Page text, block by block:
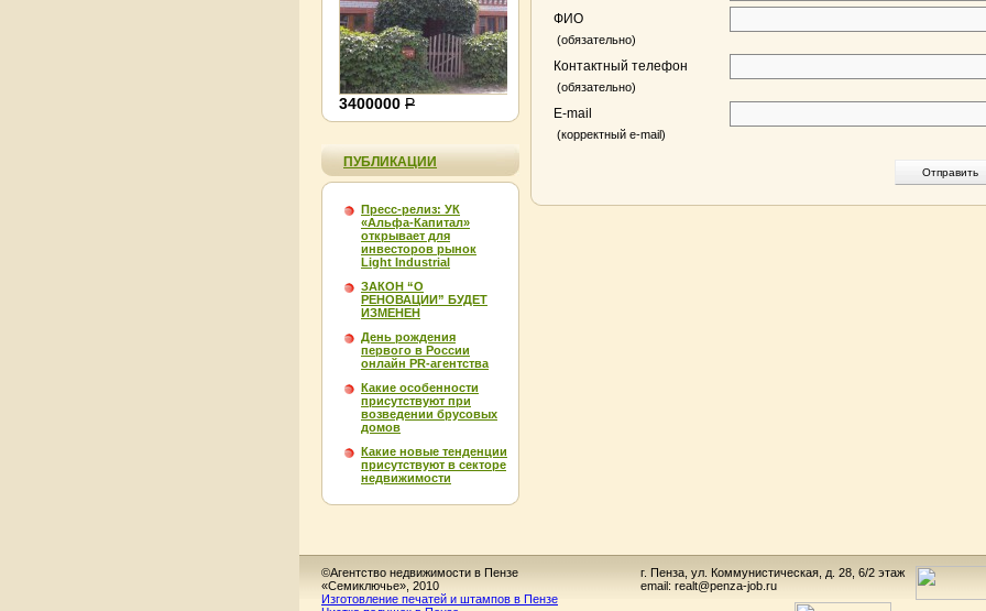
3400000 Р
ПУБЛИКАЦИИ
Пресс-релиз: УК
«Альфа-Капитал»
открывает для
инвесторов рынок
Light Industrial
ЗАКОН “О
РЕНОВАЦИИ” БУДЕТ
ИЗМЕНЕН
День рождения
первого в России
онлайн PR-агентства
Какие особенности
присутствуют при
возведении брусовых
домов
Какие новые тенденции
присутствуют в секторе
недвижимости
ФИО
(обязательно)
Контактный телефон
(обязательно)
E-mail
(корректный e-mail)
©Агентство недвижимости в Пензе
«Семиключье», 2010
Изготовление печатей и штампов в Пензе
г. Пенза, ул. Коммунистическая, д. 28, 6/2 этаж
email: realt@penza-job.ru